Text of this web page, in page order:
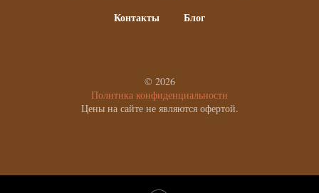
Контакты
Блог
© 2026
Политика конфиденциальности
Цены на сайте не являются офертой.